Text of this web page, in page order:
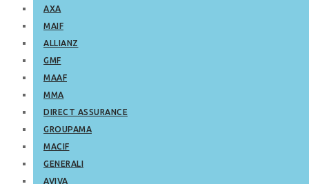
AXA
MAIF
ALLIANZ
GMF
MAAF
MMA
DIRECT ASSURANCE
GROUPAMA
MACIF
GENERALI
AVIVA